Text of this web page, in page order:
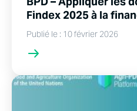
Findex 2025 à la
Publié le : 10 février 2026